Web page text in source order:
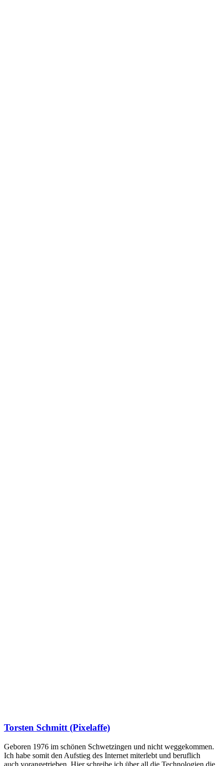
Torsten Schmitt (Pixelaffe)
Geboren 1976 im schönen Schwetzingen und nicht weggekommen.
Ich habe somit den Aufstieg des Internet miterlebt und beruflich